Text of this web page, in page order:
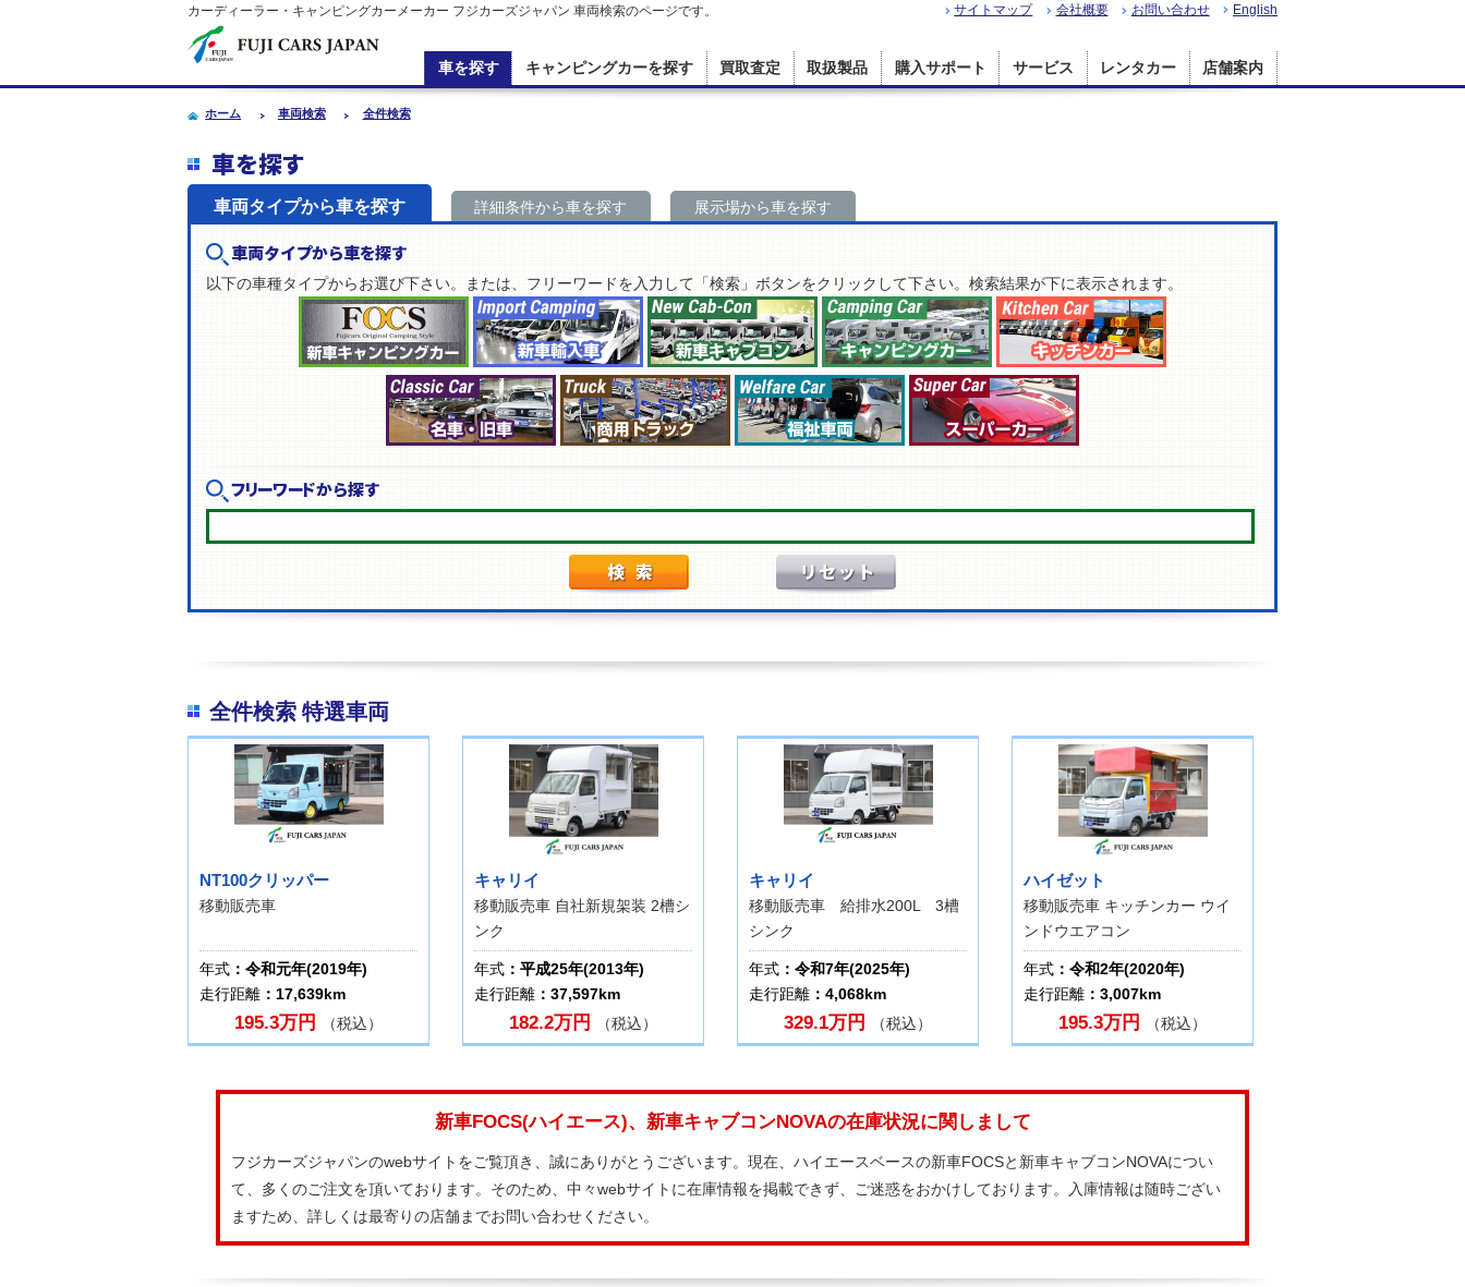
カーディーラー・キャンピングカーメーカー フジカーズジャパン 車両検索のページです。 サイトマップ 会社概要 お問い合わせ English
車を探す キャンピングカーを探す 買取査定 取扱製品 購入サポート サービス レンタカー 店舗案内
ホーム 車両検索 全件検索
車を探す
車両タイプから車を探す 詳細条件から車を探す 展示場から車を探す
車両タイプから車を探す
以下の車種タイプからお選び下さい。または、フリーワードを入力して「検索」ボタンをクリックして下さい。検索結果が下に表示されます。
フリーワードから探す
全件検索 特選車両
NT100クリッパー
移動販売車
年式 ：令和元年(2019年)
走行距離 ：17,639km
195.3万円 （税込）
キャリイ
移動販売車 自社新規架装 2槽シ
ンク
年式 ：平成25年(2013年)
走行距離 ：37,597km
182.2万円 （税込）
キャリイ
移動販売車 給排水200L 3槽
シンク
年式 ：令和7年(2025年)
走行距離 ：4,068km
329.1万円 （税込）
ハイゼット
移動販売車 キッチンカー ウイ
ンドウエアコン
年式 ：令和2年(2020年)
走行距離 ：3,007km
195.3万円 （税込）
新車FOCS(ハイエース)、新車キャブコンNOVAの在庫状況に関しまして
フジカーズジャパンのwebサイトをご覧頂き、誠にありがとうございます。現在、ハイエースベースの新車FOCSと新車キャブコンNOVAについ
て、多くのご注文を頂いております。そのため、中々webサイトに在庫情報を掲載できず、ご迷惑をおかけしております。入庫情報は随時ござい
ますため、詳しくは最寄りの店舗までお問い合わせください。